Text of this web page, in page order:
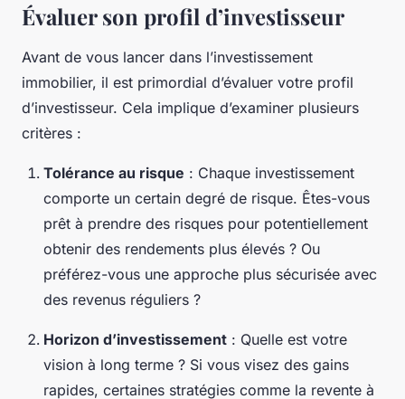
Évaluer son profil d’investisseur
Avant de vous lancer dans l’investissement
immobilier, il est primordial d’évaluer votre profil
d’investisseur. Cela implique d’examiner plusieurs
critères :
Tolérance au risque : Chaque investissement
comporte un certain degré de risque. Êtes-vous
prêt à prendre des risques pour potentiellement
obtenir des rendements plus élevés ? Ou
préférez-vous une approche plus sécurisée avec
des revenus réguliers ?
Horizon d’investissement : Quelle est votre
vision à long terme ? Si vous visez des gains
rapides, certaines stratégies comme la revente à